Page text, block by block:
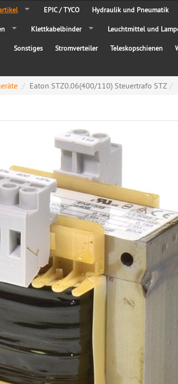
EPIC / TYCO Hydraulik und Pneumatik
Klettkabelbinder Leuchtmittel und
Sonstiges Stromverteiler Teleskopschienen
Eaton STZ0.06(400/110) Steuertrafo STZ